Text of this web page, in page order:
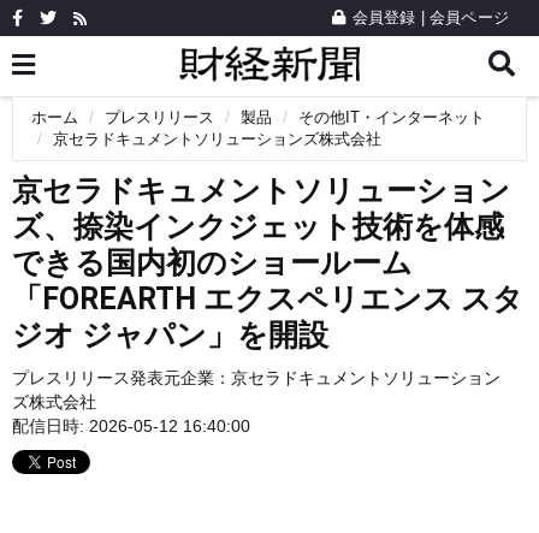
会員登録 会員ページ
ホーム プレスリリース 製品
その他IT・インターネット
京セラドキュメントソリューションズ株式会社
京セラドキュメントソリューション
ズ、捺染インクジェット技術を体感
できる国内初のショールーム
「FOREARTH エクスペリエンス スタ
ジオ ジャパン」を開設
プレスリリース発表元企業： 京セラドキュメントソリューション
ズ株式会社
配信日時: 2026-05-12 16:40:00